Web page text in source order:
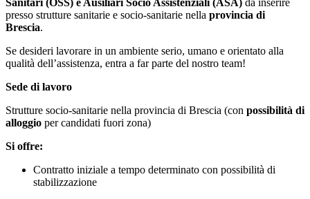
Sanitari (OSS) e Ausiliari Socio Assistenziali (ASA) da inserire
presso strutture sanitarie e socio-sanitarie nella provincia di
Brescia.
Se desideri lavorare in un ambiente serio, umano e orientato alla
qualità dell’assistenza, entra a far parte del nostro team!
Sede di lavoro
Strutture socio-sanitarie nella provincia di Brescia (con possibilità di
alloggio per candidati fuori zona)
Si offre:
Contratto iniziale a tempo determinato con possibilità di
stabilizzazione